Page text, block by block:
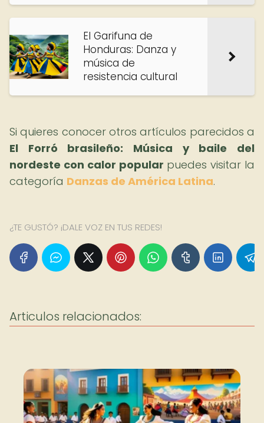
El Garifuna de
Honduras: Danza y
música de
resistencia cultural
Si quieres conocer otros artículos parecidos a
El Forró brasileño: Música y baile del
nordeste con calor popular puedes visitar la
categoría Danzas de América Latina.
¿TE GUSTÓ? ¡DALE VOZ EN TUS REDES!
Articulos relacionados: